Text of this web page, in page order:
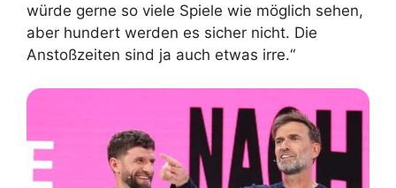
würde gerne so viele Spiele wie möglich sehen,
aber hundert werden es sicher nicht. Die
Anstoßzeiten sind ja auch etwas irre.“